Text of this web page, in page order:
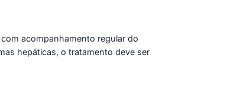
acompanhamento regular do
hepáticas, o tratamento deve ser